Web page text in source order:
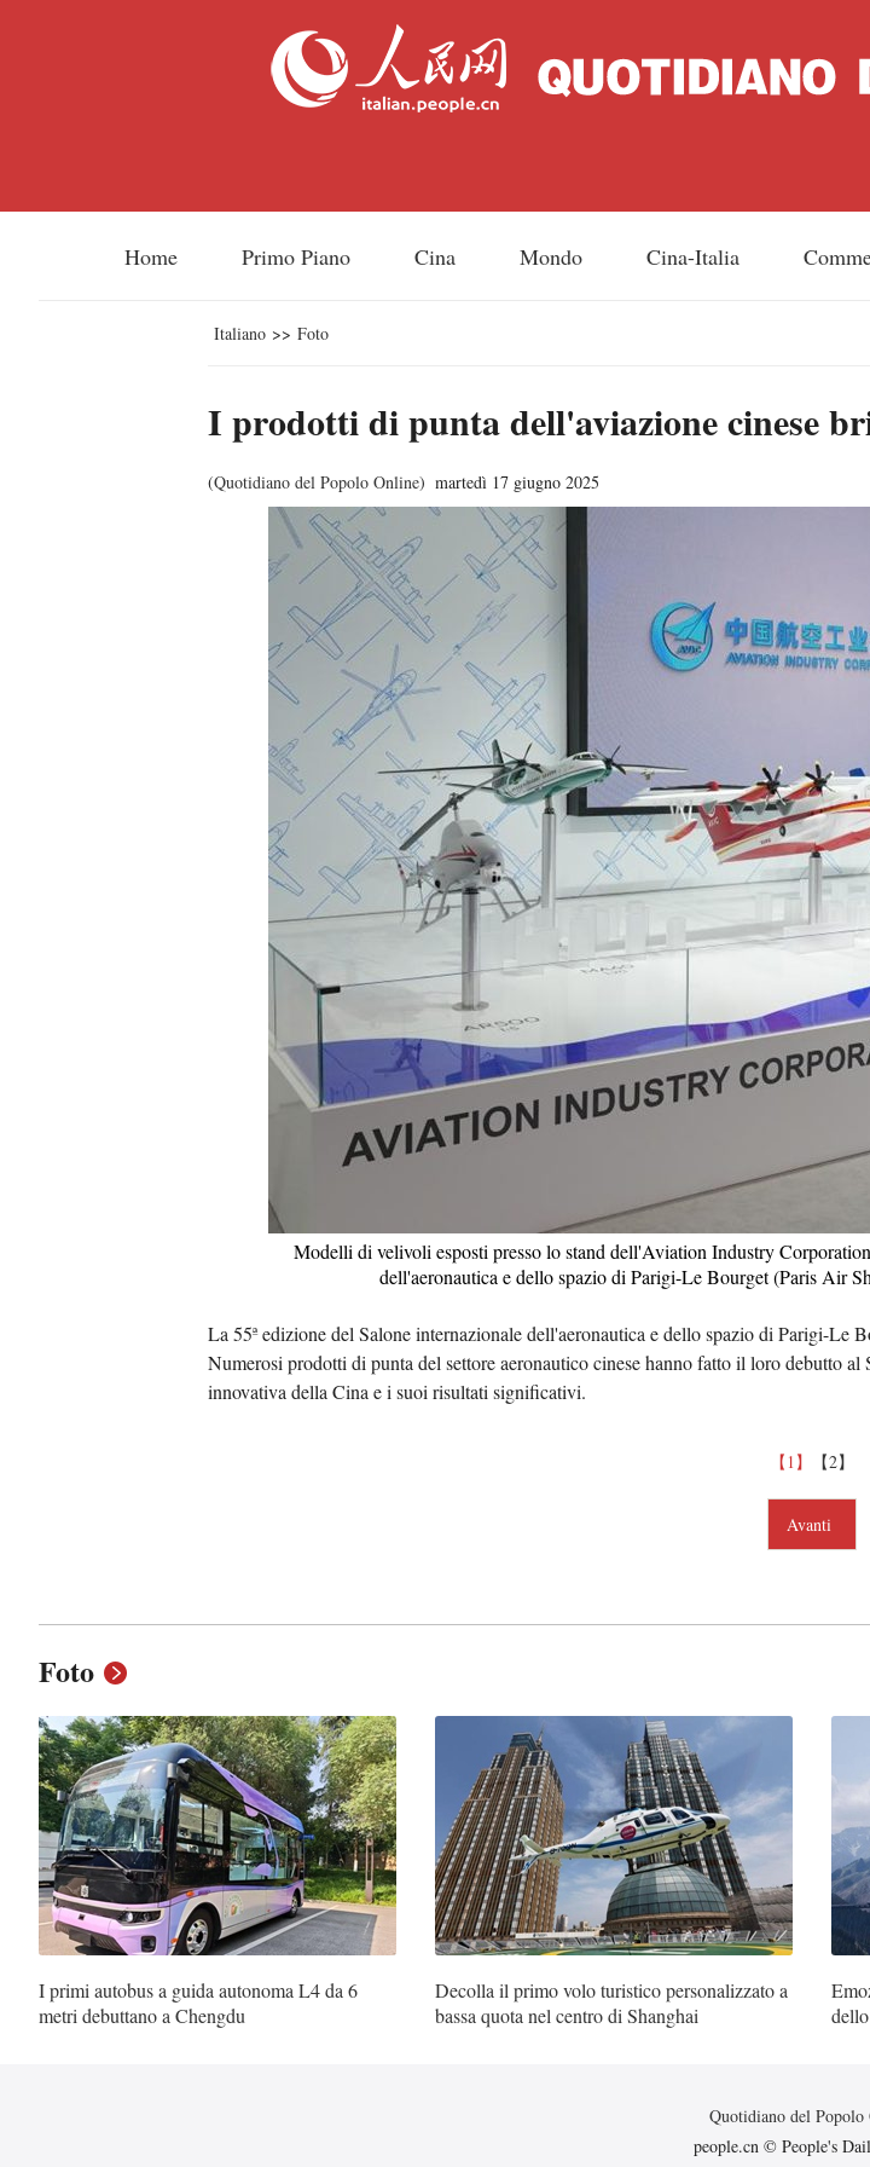
Home Primo Piano Cina Mondo Cina-Italia
Italiano >> Foto
I prodotti di punta dell'aviazione cinese
(Quotidiano del Popolo Online) martedì 17 giugno 2025
Modelli di velivoli esposti presso lo stand dell'Aviation Industry
dell'aeronautica e dello spazio di Parigi-Le Bourget (Paris Air
La 55ª edizione del Salone internazionale dell'aeronautica e dello spazio di Parigi-
Numerosi prodotti di punta del settore aeronautico cinese hanno fatto il loro debutto
innovativa della Cina e i suoi risultati significativi.
【1】 【2】
Avanti
Foto
I primi autobus a guida autonoma L4 da 6
metri debuttano a Chengdu
Decolla il primo volo turistico personalizzato a
bassa quota nel centro di Shanghai
Quotidiano del Popolo
people.cn © People's